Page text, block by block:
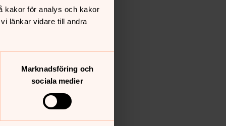
kakor för analys och kakor
länkar vidare till andra
Marknadsföring och
sociala medier